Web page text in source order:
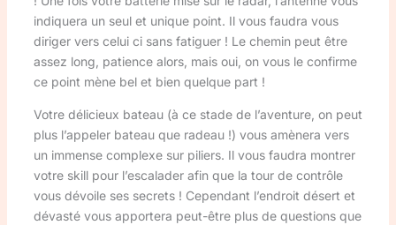
indiquera un seul et unique point. Il vous faudra vous
diriger vers celui ci sans fatiguer ! Le chemin peut être
assez long, patience alors, mais oui, on vous le confirme
ce point mène bel et bien quelque part !
Votre délicieux bateau (à ce stade de l’aventure, on peut
plus l’appeler bateau que radeau !) vous amènera vers
un immense complexe sur piliers. Il vous faudra montrer
votre skill pour l’escalader afin que la tour de contrôle
vous dévoile ses secrets ! Cependant l’endroit désert et
dévasté vous apportera peut-être plus de questions que